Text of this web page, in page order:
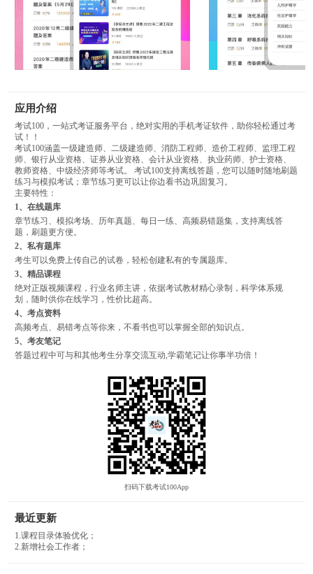
应用介绍
考试100，一站式考证服务平台，绝对实用的手机考证软件，助你轻松通过考
试！！
考试100涵盖一级建造师、二级建造师、消防工程师、造价工程师、监理工程
师、银行从业资格、证券从业资格、会计从业资格、执业药师、护士资格、
教师资格、中级经济师等考试。 考试100支持离线答题，您可以随时随地刷题
练习与模拟考试；章节练习更可以让你边看书边巩固复习。
主要特性：
1、在线题库
章节练习、模拟考场、历年真题、每日一练、高频易错题集，支持离线答
题，刷题更方便。
2、私有题库
考生可以免费上传自己的试卷，轻松创建私有的专属题库。
3、精品课程
绝对正版视频课程，行业名师主讲，依据考试教材精心录制，科学体系规
划，随时供你在线学习，性价比超高。
4、考点资料
高频考点、易错考点等你来，不看书也可以掌握全部的知识点。
5、考友笔记
答题过程中可与和其他考生分享交流互动,学霸笔记让你事半功倍！
扫码下载考试100App
最近更新
1.课程目录体验优化；
2.新增社会工作者；